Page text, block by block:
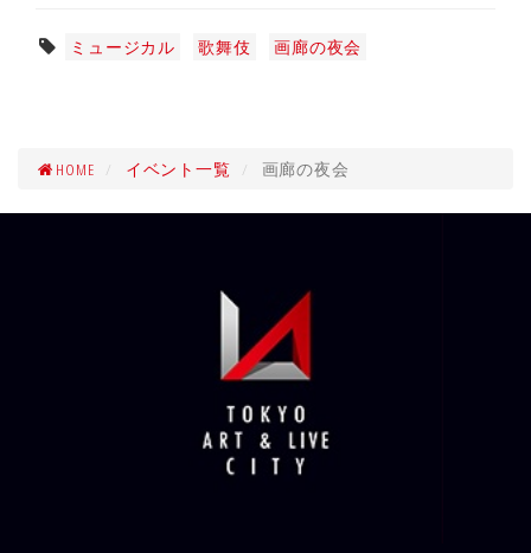
ミュージカル 歌舞伎 画廊の夜会
HOME イベント一覧 画廊の夜会